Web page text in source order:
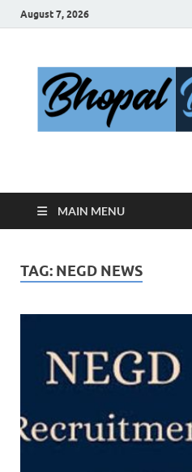
August 7, 2026
Bhopal
MAIN MENU
TAG: NEGD NEWS